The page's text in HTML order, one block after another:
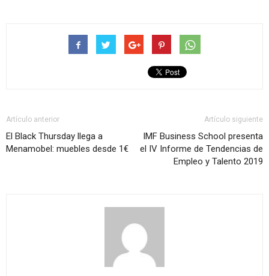
Artículo anterior
El Black Thursday llega a
Menamobel: muebles desde 1€
Artículo siguiente
IMF Business School presenta
el IV Informe de Tendencias de
Empleo y Talento 2019